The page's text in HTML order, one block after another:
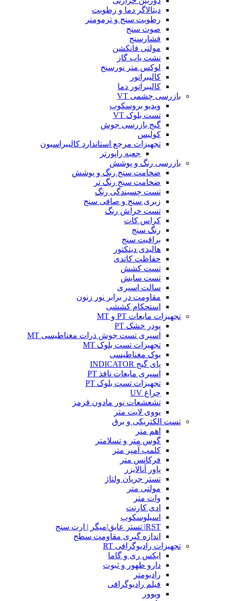
دیتالاگر دما و رطوبت
رطوبت سنج و ترمومتر
صوت سنج
فشارسنج
مولتی فانکشن
نشت یاب گاز
لوکس متر نورسنج
کالیبراتور
کالیبراتور دما
بازرسی چشمی VT
ویدیو بروسکوپ
تست بلوک VT
گیج بازرسی جوش
کولیس
تجهیزات مرجع استاندارد کالیبراسیون
جعبه راپورتر
بازرسی رنگ و پوشش
ضخامت سنج رنگ و پوشش
ضخامت سنج رنگ تر
تست چسبندگی رنگ
زبری سنج و صافی سنج
تست خراش رنگ
کراس کات
رنگ سنج
براقیت سنج
هالیدی دیتکتور
حفاظت کاتدی
تست کشش
تست سایش
سالت اسپری
مقاومت در برابر نور زنون
استحکام کششی
تجهیزات مایعات PT و MT
پودر خشک PT
اسپری تست جوش ذرات مغناطیسی MT
تجهیزات تست بلوک MT
یوک مغناطیسی
پای گیج INDICATOR
اسپری مایعات نافذ PT
تجهیزات تست بلوک PT
چراغ UV
تشعشعات نور مادون قرمز
یووی لایت متر
تست الکتریکی و برق
اهم متر
گوس متر و تسلامتر
کلمپ آمپر متر
فرکانس متر
پاور آنالایزر
تستر جریان ولتاژ
مولتی متر
وات متر
ادی کارنت
اسیلوسکوپ
RST| تستر عایق|میگر | ارت سنج
اندازه گیری مقاومت سطح
تجهیزات رادیوگرافی RT
ایکس ری و گاما
دارو ظهور و ثبوت
رادیومتر
فیلم رادیوگرافی
ویوور